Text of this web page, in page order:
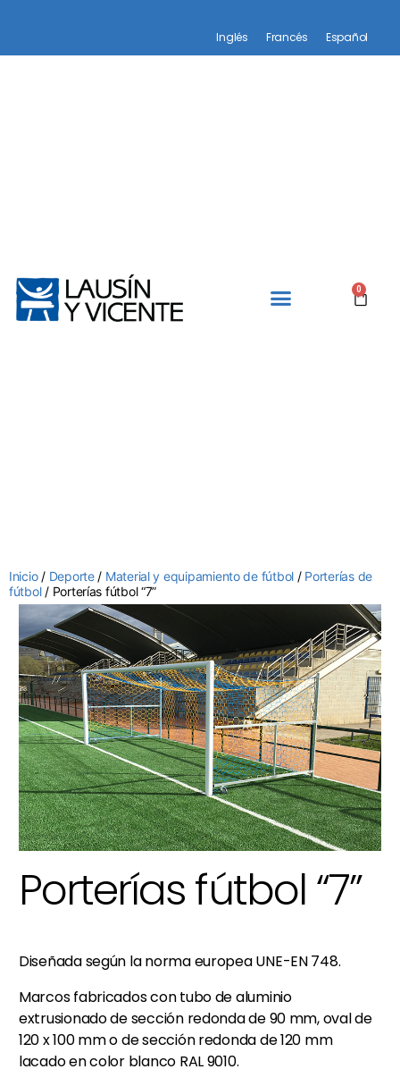
Inglés Francés Español
0
Inicio/ Deporte/ Material y equipamiento de fútbol / Porterías de
fútbol/ Porterías fútbol “7”
Porterías fútbol “7”
Diseñada según la norma europea UNE-EN 748.
Marcos fabricados con tubo de aluminio
extrusionado de sección redonda de 90 mm, oval de
120 x 100 mm o de sección redonda de 120 mm
lacado en color blanco RAL 9010.